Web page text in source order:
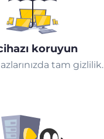
koruyun
tam gizlilik.